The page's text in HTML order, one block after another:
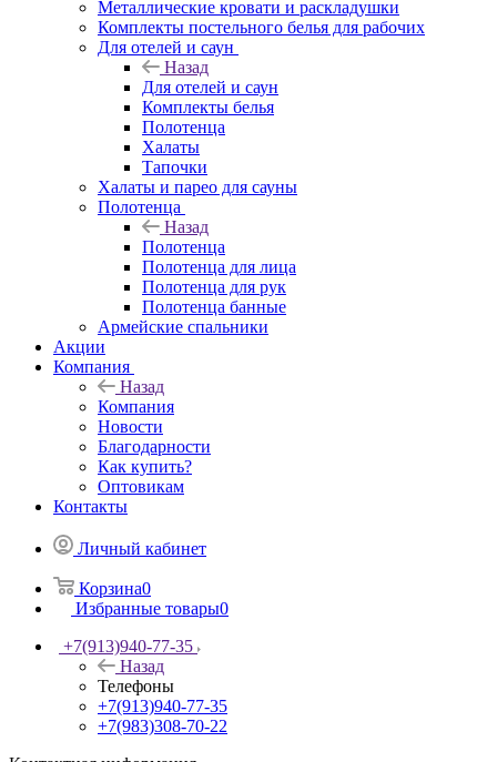
Металлические кровати и раскладушки
Комплекты постельного белья для рабочих
Для отелей и саун
Назад
Для отелей и саун
Комплекты белья
Полотенца
Халаты
Тапочки
Халаты и парео для сауны
Полотенца
Назад
Полотенца
Полотенца для лица
Полотенца для рук
Полотенца банные
Армейские спальники
Акции
Компания
Назад
Компания
Новости
Благодарности
Как купить?
Оптовикам
Контакты
Личный кабинет
Корзина0
Избранные товары0
+7(913)940-77-35
Назад
Телефоны
+7(913)940-77-35
+7(983)308-70-22